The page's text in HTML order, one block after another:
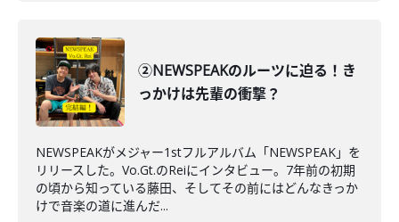
②NEWSPEAKのルーツに迫る！き
っかけは先輩の衝撃？
NEWSPEAKがメジャー1stフルアルバム「NEWSPEAK」を
リリースした。Vo.Gt.のReiにインタビュー。7年前の初期
の頃から知っている藤田、そしてその前にはどんなきっか
けで音楽の道に進んだ...